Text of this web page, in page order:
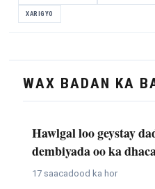
XARIGYO
WAX BADAN KA
Hawlgal loo geystay
dembiyada oo ka
17 saacadood ka hor